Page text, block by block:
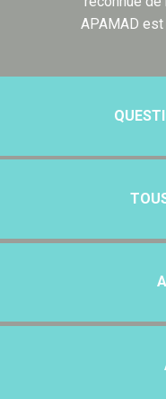
APAMAD est